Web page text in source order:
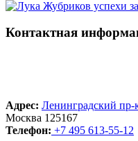
Контактная
Адрес: Ленинградский пр-
Москва 125167
Телефон: +7 495 613-55-12